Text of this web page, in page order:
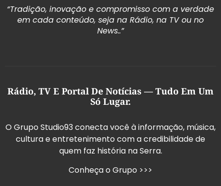
“Tradição, inovação e compromisso com a verdade
em cada conteúdo, seja na Rádio, na TV ou no
News..”
Rádio, TV E Portal De Notícias — Tudo Em Um
Só Lugar.
O Grupo Studio93 conecta você à informação, música,
cultura e entretenimento com a credibilidade de
quem faz história na Serra.
Conheça o Grupo >>>